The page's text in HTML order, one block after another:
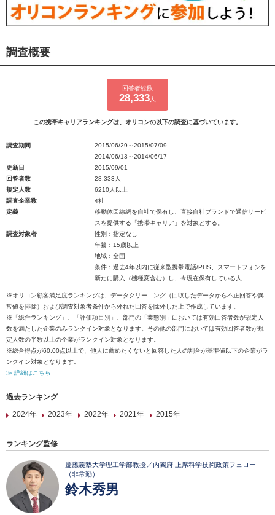
調査概要
回答者総数
28,333 人
この携帯キャリアランキングは、オリコンの以下の調査に基づいています。
調査期間
2015/06/29～2015/07/09
2014/06/13～2014/06/17
更新日
2015/09/01
回答者数
28,333人
規定人数
6210人以上
調査企業数
4社
定義
移動体回線網を自社で保有し、直接自社ブランドで通信サービ
スを提供する「携帯キャリア」を対象とする。
調査対象者
性別：指定なし
年齢：15歳以上
地域：全国
条件：過去4年以内に従来型携帯電話/PHS、スマートフォンを
新たに購入（機種変含む）し、今現在保有している人
※オリコン顧客満足度ランキングは、データクリーニング（回収したデータから不正回答や異
常値を排除）および調査対象者条件から外れた回答を除外した上で作成しています。
※「総合ランキング」、「評価項目別」、部門の「業態別」においては有効回答者数が規定人
数を満たした企業のみランクイン対象となります。その他の部門においては有効回答者数が規
定人数の半数以上の企業がランクイン対象となります。
※総合得点が60.00点以上で、他人に薦めたくないと回答した人の割合が基準値以下の企業がラ
ンクイン対象となります。
≫ 詳細はこちら
過去ランキング
2024年
2023年 2022年 2021年 2015年
ランキング監修
慶應義塾大学理工学部教授／内閣府 上席科学技術政策フェロー
（非常勤）
鈴木秀男